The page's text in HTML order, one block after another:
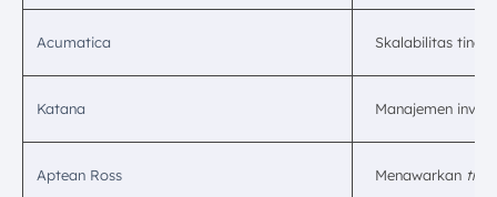
Acumatica Skalabilitas
Katana Manajemen
Aptean Ross Menawarkan